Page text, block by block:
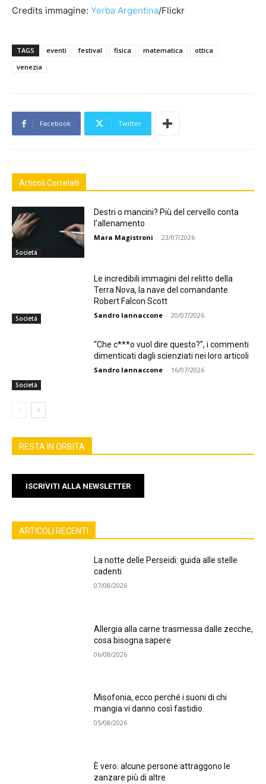
Credits immagine: Yerba Argentina/Flickr
TAGS eventi festival fisica matematica
ottica
venezia
Facebook Twitter
Articoli Correlati
Società
Destri o mancini? Più del cervello conta
l’allenamento
Mara Magistroni - 23/07/2026
Società
Le incredibili immagini del relitto della
Terra Nova, la nave del comandante
Robert Falcon Scott
Sandro Iannaccone - 20/07/2026
Società
“Che c***o vuol dire questo?”, i commenti
dimenticati dagli scienziati nei loro articoli
Sandro Iannaccone - 16/07/2026
RESTA IN ORBITA
ISCRIVITI ALLA NEWSLETTER
ARTICOLI RECENTI
La notte delle Perseidi: guida alle stelle
cadenti
07/08/2026
Allergia alla carne trasmessa dalle zecche,
cosa bisogna sapere
06/08/2026
Misofonia, ecco perché i suoni di chi
mangia vi danno così fastidio
05/08/2026
È vero: alcune persone attraggono le
zanzare più di altre